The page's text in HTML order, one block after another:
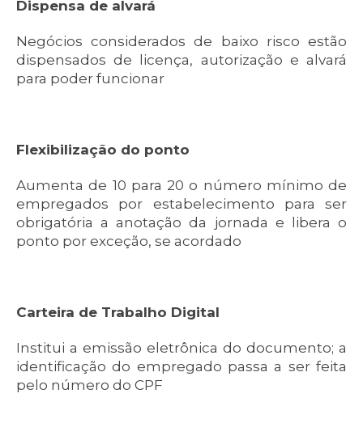
Dispensa de alvará
Negócios considerados de baixo risco estão
dispensados de licença, autorização e alvará
para poder funcionar
Flexibilização do ponto
Aumenta de 10 para 20 o número mínimo de
empregados por estabelecimento para ser
obrigatória a anotação da jornada e libera o
ponto por exceção, se acordado
Carteira de Trabalho Digital
Institui a emissão eletrônica do documento; a
identificação do empregado passa a ser feita
pelo número do CPF